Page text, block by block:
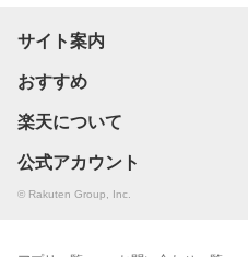
サイト案内
おすすめ
楽天について
公式アカウント
© Rakuten Group, Inc.